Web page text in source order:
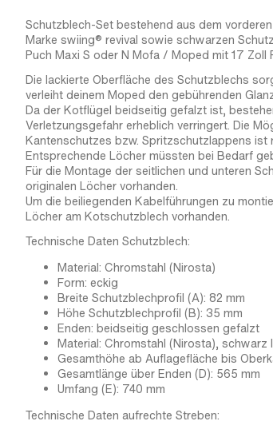
Schutzblech-Set bestehend aus dem
Marke swiing® revival sowie schwarzen
Puch Maxi S oder N Mofa / Moped mit 17 Zoll
Die lackierte Oberfläche des Schutzblechs
verleiht deinem Moped den gebührenden
Da der Kotflügel beidseitig gefalzt ist,
Verletzungsgefahr erheblich verringert. Die
Kantenschutzes bzw. Spritzschutzlappens ist
Entsprechende Löcher müssten bei Bedarf
Für die Montage der seitlichen und unteren
originalen Löcher vorhanden.
Um die beiliegenden Kabelführungen zu
Löcher am Kotschutzblech vorhanden.
Technische Daten Schutzblech:
Material: Chromstahl (Nirosta)
Form: eckig
Breite Schutzblechprofil (A): 82 mm
Höhe Schutzblechprofil (B): 35 mm
Enden: beidseitig geschlossen gefalzt
Material: Chromstahl (Nirosta), schwarz
Gesamthöhe ab Auflagefläche bis
Gesamtlänge über Enden (D): 565 mm
Umfang (E): 740 mm
Technische Daten aufrechte Streben: